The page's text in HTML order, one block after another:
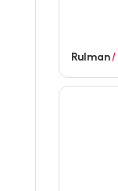
Rulman/